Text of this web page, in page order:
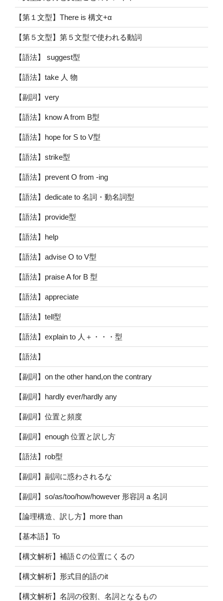
【第１文型】There is 構文+α
【第５文型】第５文型で使われる動詞
【語法】 suggest型
【語法】take 人 物
【副詞】very
【語法】know A from B型
【語法】hope for S to V型
【語法】strike型
【語法】prevent O from -ing
【語法】dedicate to 名詞・動名詞型
【語法】provide型
【語法】help
【語法】advise O to V型
【語法】praise A for B 型
【語法】appreciate
【語法】tell型
【語法】explain to 人＋・・・型
【語法】
【副詞】on the other hand,on the contrary
【副詞】hardly ever/hardly any
【副詞】位置と頻度
【副詞】enough 位置と訳し方
【語法】rob型
【副詞】副詞に惑わされるな
【副詞】so/as/too/how/however 形容詞 a 名詞
【論理構造、訳し方】more than
【基本語】To
【構文解析】補語Ｃの位置にくるの
【構文解析】形式目的語のit
【構文解析】名詞の役割、名詞となるもの